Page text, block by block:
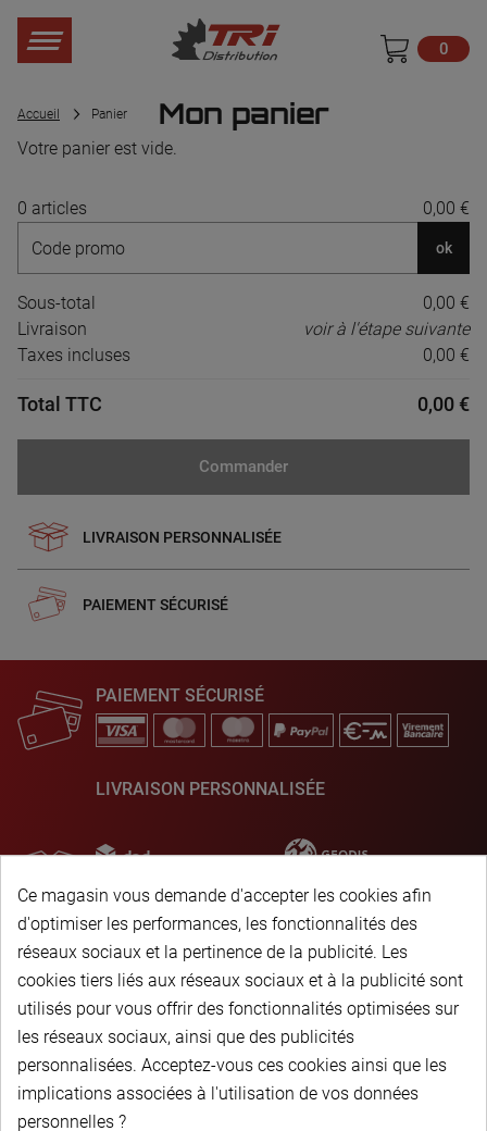
0
Accueil Panier Mon panier
Votre panier est vide.
0 articles 0,00 €
ok
Sous-total
0,00 €
Livraison
voir à l'étape suivante
Taxes incluses
0,00 €
Total TTC 0,00 €
Commander
LIVRAISON PERSONNALISÉE
PAIEMENT SÉCURISÉ
PAIEMENT SÉCURISÉ
LIVRAISON PERSONNALISÉE
Ce magasin vous demande d'accepter les cookies afin
d'optimiser les performances, les fonctionnalités des
réseaux sociaux et la pertinence de la publicité. Les
cookies tiers liés aux réseaux sociaux et à la publicité sont
utilisés pour vous offrir des fonctionnalités optimisées sur
les réseaux sociaux, ainsi que des publicités
personnalisées. Acceptez-vous ces cookies ainsi que les
implications associées à l'utilisation de vos données
personnelles ?